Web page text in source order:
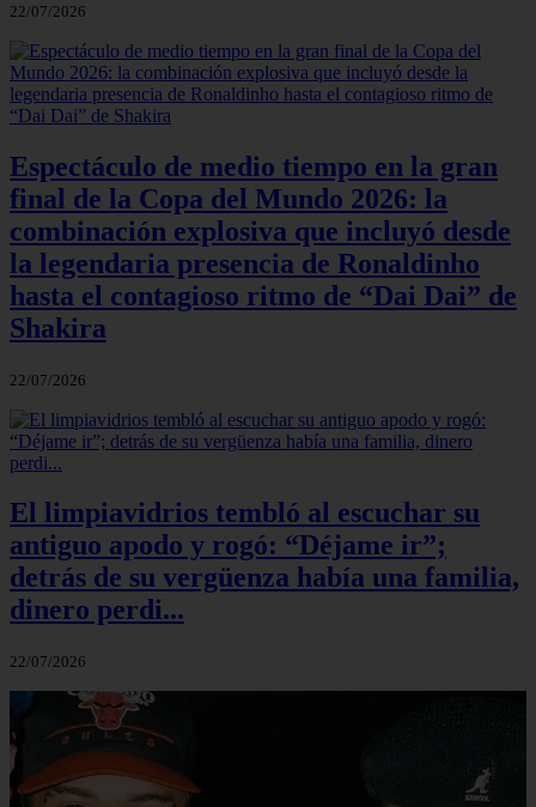
22/07/2026
Espectáculo de medio tiempo en la gran
final de la Copa del Mundo 2026: la
combinación explosiva que incluyó desde
la legendaria presencia de Ronaldinho
hasta el contagioso ritmo de “Dai Dai” de
Shakira
22/07/2026
El limpiavidrios tembló al escuchar su
antiguo apodo y rogó: “Déjame ir”;
detrás de su vergüenza había una familia,
dinero perdi...
22/07/2026